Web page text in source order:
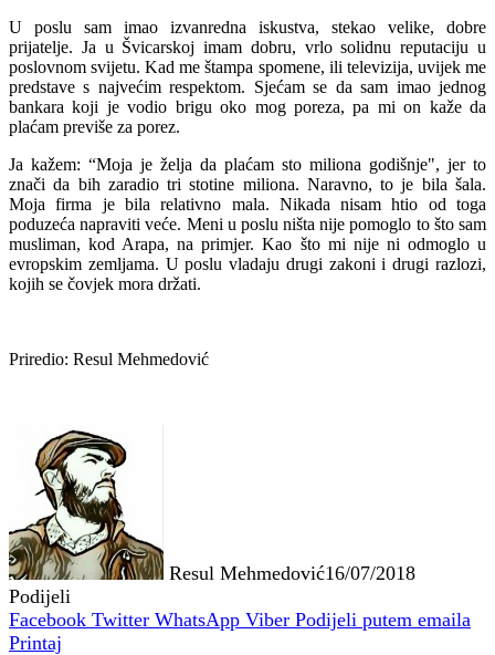
U poslu sam imao izvanredna iskustva, stekao velike, dobre
prijatelje. Ja u Švicarskoj imam dobru, vrlo solidnu reputaciju u
poslovnom svijetu. Kad me štampa spomene, ili televizija, uvijek me
predstave s najvećim respektom. Sjećam se da sam imao jednog
bankara koji je vodio brigu oko mog poreza, pa mi on kaže da
plaćam previše za porez.
Ja kažem: “Moja je želja da plaćam sto miliona godišnje", jer to
znači da bih zaradio tri stotine miliona. Naravno, to je bila šala.
Moja firma je bila relativno mala. Nikada nisam htio od toga
poduzeća napraviti veće. Meni u poslu ništa nije pomoglo to što sam
musliman, kod Arapa, na primjer. Kao što mi nije ni odmoglo u
evropskim zemljama. U poslu vladaju drugi zakoni i drugi razlozi,
kojih se čovjek mora držati.
Priredio: Resul Mehmedović
Resul Mehmedović16/07/2018
Podijeli
Facebook Twitter WhatsApp Viber Podijeli putem emaila
Printaj